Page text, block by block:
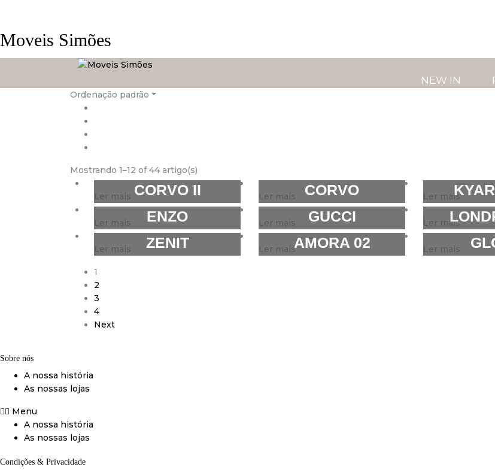
Moveis Simões
NEW IN
Ordenação padrão
Mostrando 1–12 of 44 artigo(s)
Ler mais CORVO II Ler mais CORVO Ler mais
Ler mais ENZO Ler mais GUCCI Ler mais
Ler mais ZENIT Ler maisAMORA 02 Ler mais
1
2
3
4
Next
Sobre nós
A nossa história
As nossas lojas
Menu
A nossa história
As nossas lojas
Condições & Privacidade